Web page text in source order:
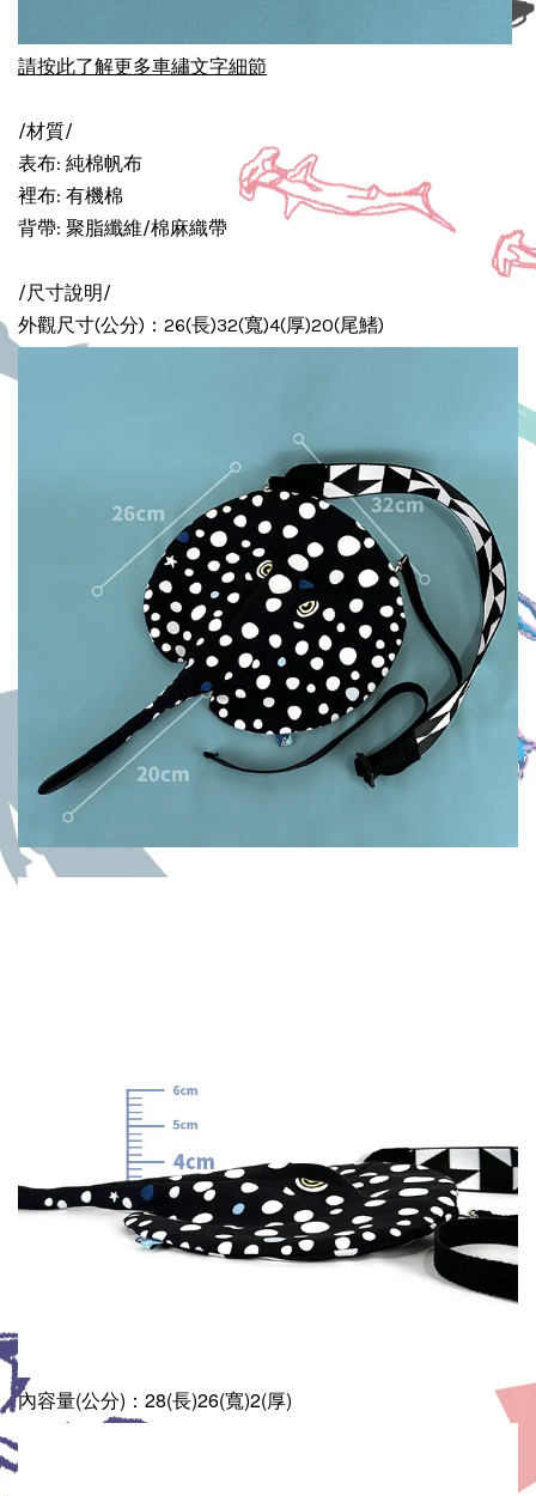
請按此了解更多車繡文字細節
/材質/
表布: 純棉帆布
裡布: 有機棉
背帶: 聚脂纖維/棉麻織帶
/尺寸說明/
外觀尺寸(公分)：26(長)32(寬)4(厚)20(尾鰭)
內容量(公分)：28(長)26(寬)2(厚)